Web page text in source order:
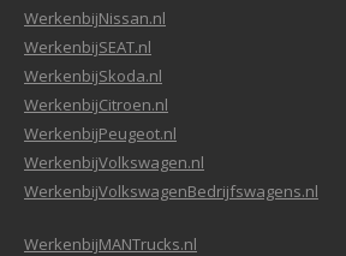
WerkenbijNissan.nl
WerkenbijSEAT.nl
WerkenbijSkoda.nl
WerkenbijCitroen.nl
WerkenbijPeugeot.nl
WerkenbijVolkswagen.nl
WerkenbijVolkswagenBedrijfswagens.nl
WerkenbijMANTrucks.nl